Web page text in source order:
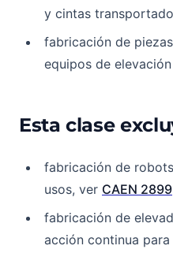
y cintas
fabricación de
equipos de
Esta clase
fabricación de
usos, ver CAEN 2899
fabricación de
acción continua